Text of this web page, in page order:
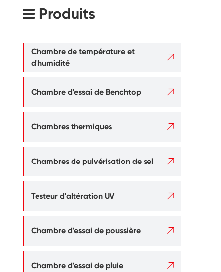
Produits
Chambre de température et
d'humidité

Chambre d'essai de Benchtop 
Chambres thermiques 
Chambres de pulvérisation de sel 
Testeur d'altération UV 
Chambre d'essai de poussière 
Chambre d'essai de pluie 